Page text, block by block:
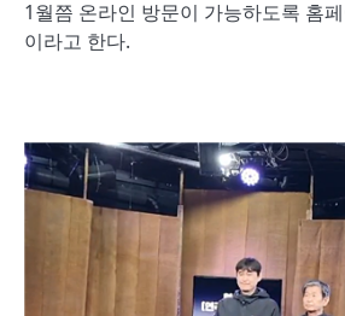
1월쯤 온라인 방문이 가능하도록 홈
이라고 한다.